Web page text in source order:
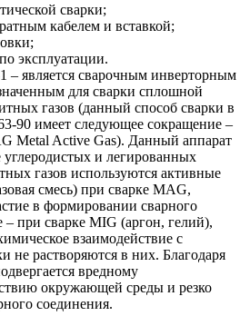
сварки;
кабелем и вставкой;
эксплуатации.
является сварочным инверторным
для сварки сплошной
газов (данный способ сварки в
90 имеет следующее сокращение –
Metal Active Gas). Данный аппарат
углеродистых и легированных
газов используются активные
смесь) при сварке MAG,
в формировании сварного
при сварке MIG (аргон, гелий),
взаимодействие с
не растворяются в них. Благодаря
вредному
окружающей среды и резко
соединения.